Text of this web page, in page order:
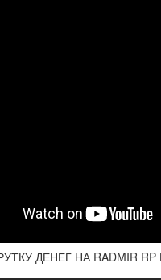
ДЕНЕГ НА RADMIR